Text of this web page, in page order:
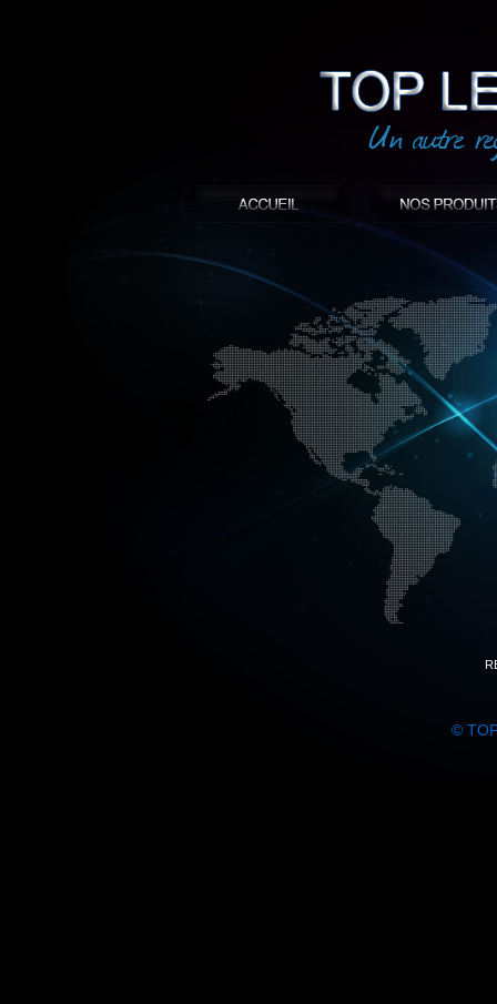
©
: Top led world
Produit décoratif led
Objet publicitaire led
éclairage blanc led
Enseigne publicitaire
Fabriquant et distributeur français
gamme à base de LED.
led, Topledworld, top led world, top
économie énergie, edf, lumière,